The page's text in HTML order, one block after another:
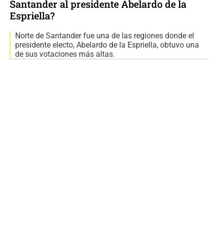
Santander al presidente Abelardo de la
Espriella?
Norte de Santander fue una de las regiones donde el
presidente electo, Abelardo de la Espriella, obtuvo una
de sus votaciones más altas.